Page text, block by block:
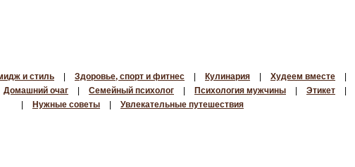
и стиль Здоровье, спорт и фитнес Кулинария Худеем вместе
Домашний очаг Семейный психолог Психология мужчины Этикет
Нужные советы Увлекательные путешествия